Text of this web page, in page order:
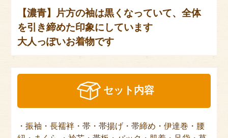
【濃青】片方の袖は黒くなっていて、全体
を引き締めた印象にしています
大人っぽいお着物です
セット内容
・振袖・長襦袢・帯・帯揚げ・帯締め・伊達巻・腰